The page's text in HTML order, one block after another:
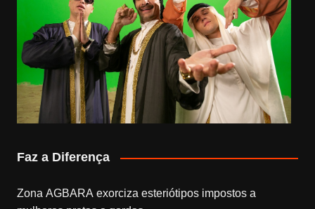
Faz a Diferença
Zona AGBARA exorciza esteriótipos impostos a